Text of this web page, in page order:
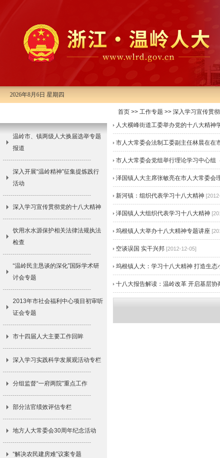
2026年8月6日 星期四
温岭市、镇两级人大换届选举专题
报道
深入开展“温岭精神”征集提炼践行
活动
深入学习宣传贯彻党的十八大精神
饮用水水源保护相关法律法规执法
检查
“温岭民主恳谈的深化”国际学术研
讨会专题
2013年市社会福利中心项目初审听
证会专题
市十四届人大主要工作回眸
深入学习实践科学发展观活动专栏
分组监督“一府两院”重点工作
部分法官绩效评估专栏
地方人大常委会30周年纪念活动
“解决农民建房难”议案专题
首页 >> 工作专题 >> 深入学习宣传贯
人大横峰街道工委举办党的十八大精神
市人大常委会法制工委副主任林晨在在
市人大常委会党组举行理论学习中心组
泽国镇人大主席张敏亮在市人大常委会
新河镇：组织代表学习十八大精神
泽国镇人大组织代表学习十八大精神
坞根镇人大举办十八大精神专题讲座
空谈误国 实干兴邦 [2012-12-05]
坞根镇人大：学习十八大精神 打造生态
十八大报告解读：温岭改革 开启基层协